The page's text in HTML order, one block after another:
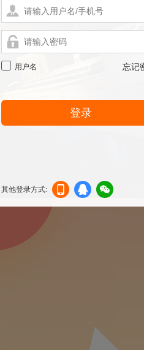
用户名 忘记
登录
其他登录方式:
机登
登录
信登